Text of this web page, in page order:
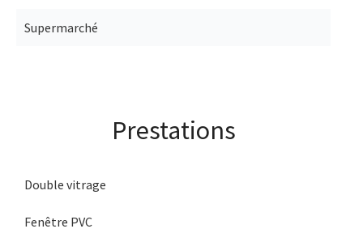
Supermarché
Prestations
Double vitrage
Fenêtre PVC